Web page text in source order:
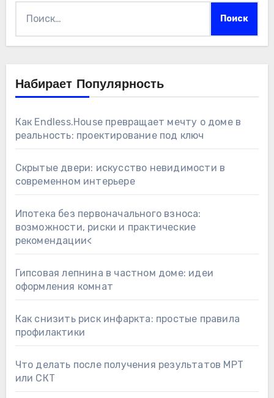
Набирает Популярность
Как Endless.House превращает мечту о доме в
реальность: проектирование под ключ
Скрытые двери: искусство невидимости в
современном интерьере
Ипотека без первоначального взноса:
возможности, риски и практические
рекомендации<
Гипсовая лепнина в частном доме: идеи
оформления комнат
Как снизить риск инфаркта: простые правила
профилактики
Что делать после получения результатов МРТ
или СКТ